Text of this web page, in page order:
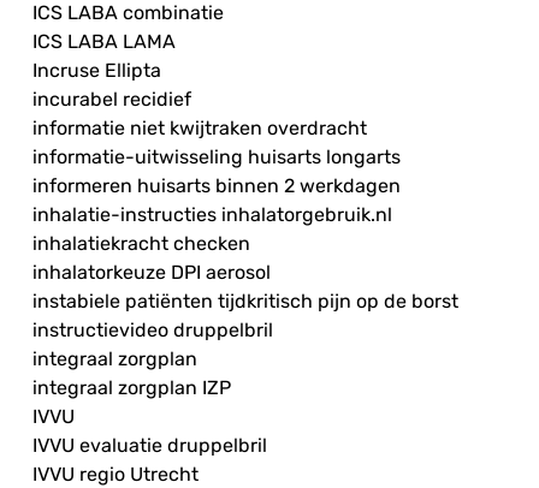
ICS LABA combinatie
ICS LABA LAMA
Incruse Ellipta
incurabel recidief
informatie niet kwijtraken overdracht
informatie-uitwisseling huisarts longarts
informeren huisarts binnen 2 werkdagen
inhalatie-instructies inhalatorgebruik.nl
inhalatiekracht checken
inhalatorkeuze DPI aerosol
instabiele patiënten tijdkritisch pijn op de borst
instructievideo druppelbril
integraal zorgplan
integraal zorgplan IZP
IVVU
IVVU evaluatie druppelbril
IVVU regio Utrecht